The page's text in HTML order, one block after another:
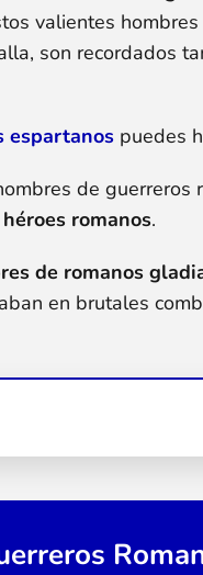
valientes
son recordados
espartanos puedes
de guerreros
romanos.
de romanos
en brutales